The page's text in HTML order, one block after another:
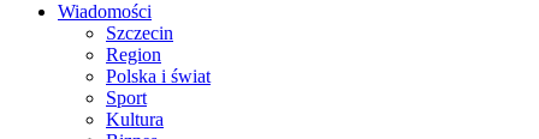
Wiadomości
Szczecin
Region
Polska i świat
Sport
Kultura